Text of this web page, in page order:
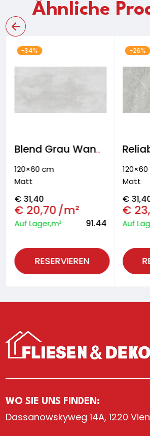
Ähnliche
-34%
Blend Grau Wand- & Bodenfliese
120×60 cm
Matt
€31,40
€ 20,70/m²
Auf Lager,m² 91.44
RESERVIEREN
-26%
Matt
€
€
Auf
WO SIE UNS FINDEN:
Dassanowskyweg 14A, 1220